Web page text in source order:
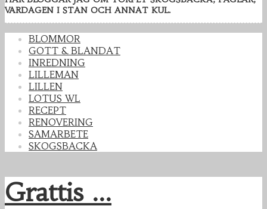
VARDAGEN I STAN OCH ANNAT KUL.
BLOMMOR
GOTT & BLANDAT
INREDNING
LILLEMAN
LILLEN
LOTUS WL
RECEPT
RENOVERING
SAMARBETE
SKOGSBACKA
Grattis ...